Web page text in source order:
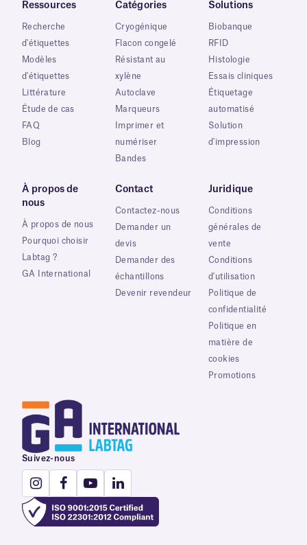
Ressources
Recherche
d'étiquettes
Modèles
d'étiquettes
Littérature
Étude de cas
FAQ
Blog
Catégories
Cryogénique
Flacon congelé
Résistant au
xylène
Autoclave
Marqueurs
Imprimer et
numériser
Bandes
Solutions
Biobanque
RFID
Histologie
Essais cliniques
Étiquetage
automatisé
Solution
d'impression
À propos de
nous
À propos de nous
Pourquoi choisir
Labtag ?
GA International
Contact
Contactez-nous
Demander un
devis
Demander des
échantillons
Devenir revendeur
Juridique
Conditions
générales de
vente
Conditions
d'utilisation
Politique de
confidentialité
Politique en
matière de
cookies
Promotions
Suivez-nous